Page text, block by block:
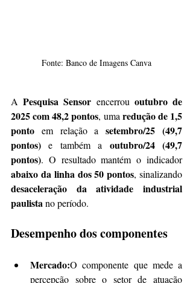
Fonte: Banco de Imagens Canva
A Pesquisa Sensor encerrou outubro de
2025 com 48,2 pontos, uma redução de 1,5
ponto em relação a setembro/25 (49,7
pontos) e também a outubro/24 (49,7
pontos)
. O resultado mantém o indicador
abaixo da linha dos 50 pontos
desaceleração da atividade industrial
paulista no período.
Desempenho dos componentes
Mercado:O componente que mede a
percepção sobre o setor de atuação